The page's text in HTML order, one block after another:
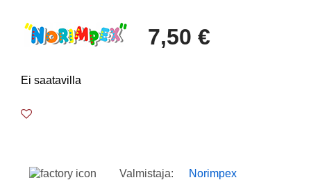
7,50 €
Ei saatavilla
Valmistaja: Norimpex